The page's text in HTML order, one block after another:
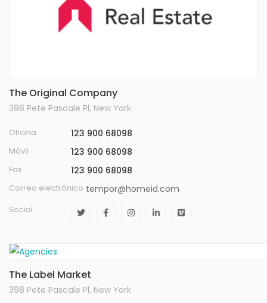
The Original Company
398 Pete Pascale Pl, New York
Oficina 123 900 68098
Móvil 123 900 68098
Fax 123 900 68098
Correo electrónico tempor@homeid.com
Social
The Label Market
398 Pete Pascale Pl, New York